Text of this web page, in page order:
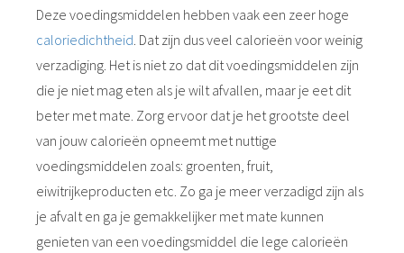
Deze voedingsmiddelen hebben vaak een zeer hoge
caloriedichtheid. Dat zijn dus veel calorieën voor weinig
verzadiging. Het is niet zo dat dit voedingsmiddelen zijn
die je niet mag eten als je wilt afvallen, maar je eet dit
beter met mate. Zorg ervoor dat je het grootste deel
van jouw calorieën opneemt met nuttige
voedingsmiddelen zoals: groenten, fruit,
eiwitrijkeproducten etc. Zo ga je meer verzadigd zijn als
je afvalt en ga je gemakkelijker met mate kunnen
genieten van een voedingsmiddel die lege calorieën